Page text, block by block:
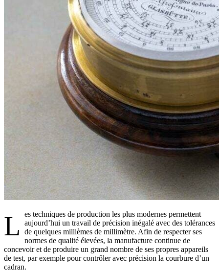
L
es techniques de production les plus modernes permettent
aujourd’hui un travail de précision inégalé avec des tolérances
de quelques millièmes de millimètre. Afin de respecter ses
normes de qualité élevées, la manufacture continue de
concevoir et de produire un grand nombre de ses propres appareils
de test, par exemple pour contrôler avec précision la courbure d’un
cadran.